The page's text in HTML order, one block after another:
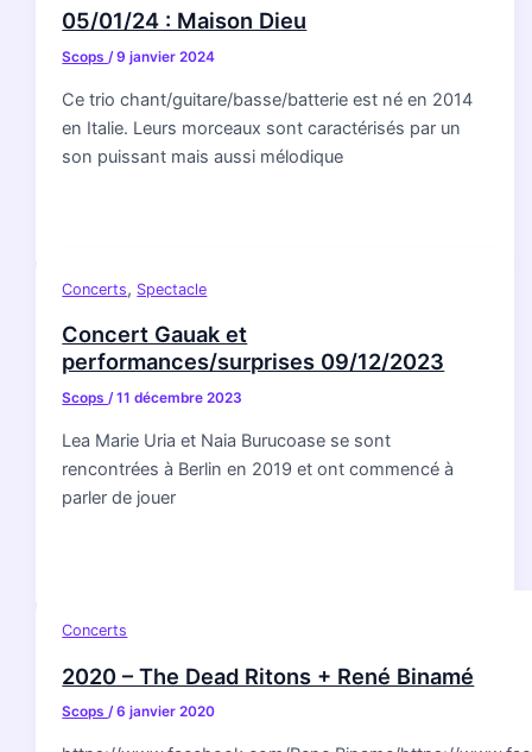
05/01/24 : Maison Dieu
Scops/9 janvier 2024
Ce trio chant/guitare/basse/batterie est né en 2014
en Italie. Leurs morceaux sont caractérisés par un
son puissant mais aussi mélodique
Concerts, Spectacle
Concert Gauak et
performances/surprises 09/12/2023
Scops/11 décembre 2023
Lea Marie Uria et Naia Burucoase se sont
rencontrées à Berlin en 2019 et ont commencé à
parler de jouer
Concerts
2020 – The Dead Ritons + René Binamé
Scops/6 janvier 2020